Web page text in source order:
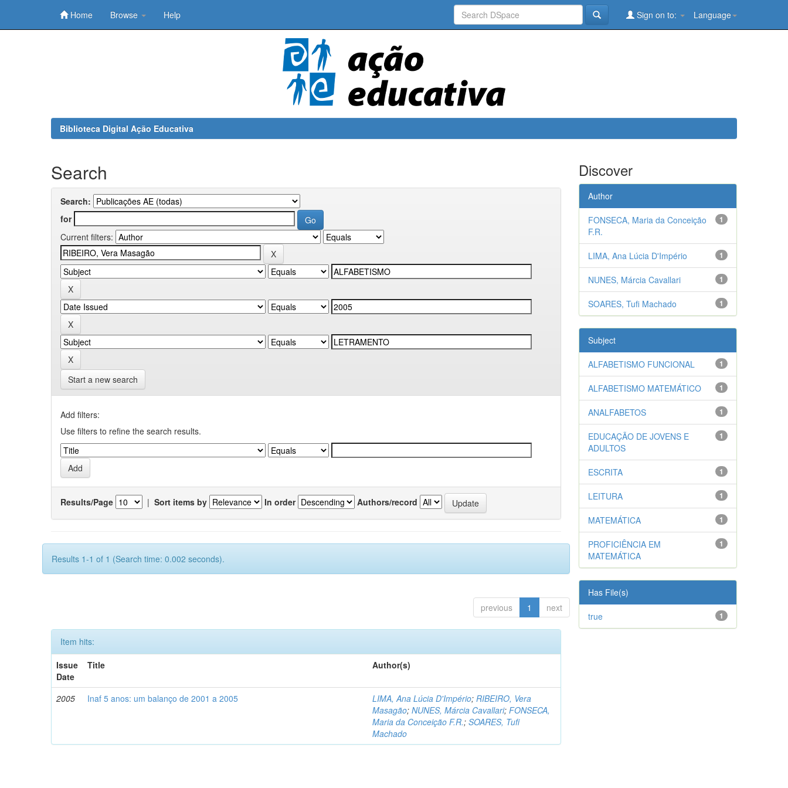
Home Browse Help Language
Sign on to:
Biblioteca Digital Ação Educativa
Search
Search:
for
Current filters:
Start a new search
Add filters:
Use filters to refine the search results.
Results/Page | Sort items by In order Authors/record
Results 1-1 of 1 (Search time: 0.002 seconds).
previous 1 next
Item hits:
Issue
Date
Title Author(s)
2005 Inaf 5 anos: um balanço de 2001 a 2005 LIMA, Ana Lúcia D'Império; RIBEIRO, Vera
Masagão; NUNES, Márcia Cavallari; FONSECA,
Maria da Conceição F.R.; SOARES, Tufi
Machado
Discover
Author
1
FONSECA, Maria da Conceição
F.R.
1
LIMA, Ana Lúcia D'Império
1
NUNES, Márcia Cavallari
1
SOARES, Tufi Machado
Subject
1
ALFABETISMO FUNCIONAL
1
ALFABETISMO MATEMÁTICO
1
ANALFABETOS
1
EDUCAÇÃO DE JOVENS E
ADULTOS
1
ESCRITA
1
LEITURA
1
MATEMÁTICA
1
PROFICIÊNCIA EM
MATEMÁTICA
Has File(s)
1
true